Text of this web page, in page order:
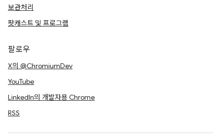
보관처리
팟캐스트 및 프로그램
팔로우
X의 @ChromiumDev
YouTube
LinkedIn의 개발자용 Chrome
RSS